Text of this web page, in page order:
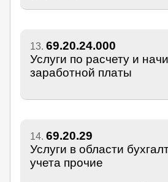
13. 69.20.24.000
Услуги по расчету и
заработной платы
14. 69.20.29
Услуги в области
учета прочие